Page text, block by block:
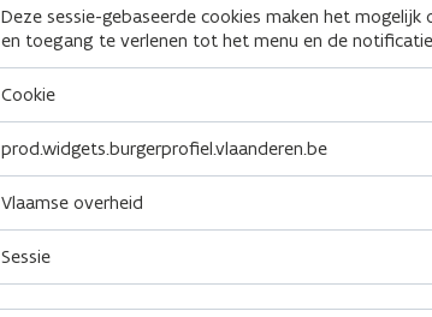
Deze sessie-gebaseerde cookies maken het
en toegang te verlenen tot het menu en de
Cookie
prod.widgets.burgerprofiel.vlaanderen.be
Vlaamse overheid
Sessie